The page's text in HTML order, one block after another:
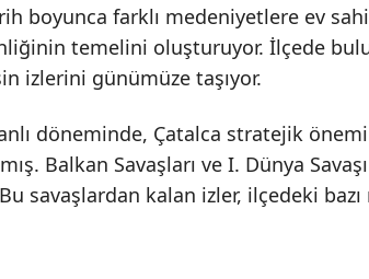
boyunca farklı medeniyetlere ev
temelini oluşturuyor. İlçede
izlerini günümüze taşıyor.
döneminde, Çatalca stratejik
Balkan Savaşları ve I. Dünya
savaşlardan kalan izler, ilçedeki